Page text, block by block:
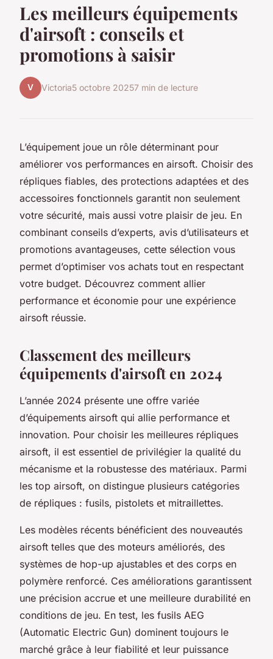
Les meilleurs équipements
d'airsoft : conseils et
promotions à saisir
V Victoria5 octobre 20257 min de lecture
L’équipement joue un rôle déterminant pour
améliorer vos performances en airsoft. Choisir des
répliques fiables, des protections adaptées et des
accessoires fonctionnels garantit non seulement
votre sécurité, mais aussi votre plaisir de jeu. En
combinant conseils d’experts, avis d’utilisateurs et
promotions avantageuses, cette sélection vous
permet d’optimiser vos achats tout en respectant
votre budget. Découvrez comment allier
performance et économie pour une expérience
airsoft réussie.
Classement des meilleurs
équipements d'airsoft en 2024
L’année 2024 présente une offre variée
d’équipements airsoft qui allie performance et
innovation. Pour choisir les meilleures répliques
airsoft, il est essentiel de privilégier la qualité du
mécanisme et la robustesse des matériaux. Parmi
les top airsoft, on distingue plusieurs catégories
de répliques : fusils, pistolets et mitraillettes.
Les modèles récents bénéficient des nouveautés
airsoft telles que des moteurs améliorés, des
systèmes de hop-up ajustables et des corps en
polymère renforcé. Ces améliorations garantissent
une précision accrue et une meilleure durabilité en
conditions de jeu. En test, les fusils AEG
(Automatic Electric Gun) dominent toujours le
marché grâce à leur fiabilité et leur puissance